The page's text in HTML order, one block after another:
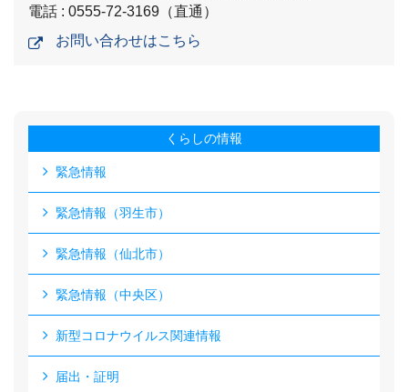
電話 : 0555-72-3169（直通）
お問い合わせはこちら
くらしの情報
緊急情報
緊急情報（羽生市）
緊急情報（仙北市）
緊急情報（中央区）
新型コロナウイルス関連情報
届出・証明